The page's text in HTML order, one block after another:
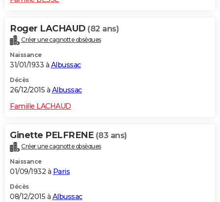
Roger LACHAUD (82 ans)
Créer une cagnotte obsèques
Naissance
31/01/1933 à Albussac
Décès
26/12/2015 à Albussac
Famille LACHAUD
Ginette PELFRENE (83 ans)
Créer une cagnotte obsèques
Naissance
01/09/1932 à Paris
Décès
08/12/2015 à Albussac